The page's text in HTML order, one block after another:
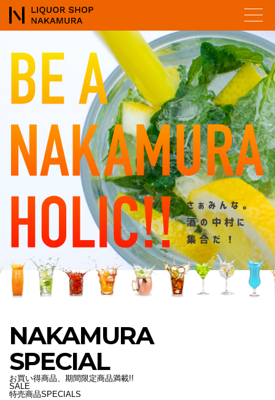
NAKAMURA
SPECIAL
お買い得商品、期間限定商品満載!!
SALE
特売商品SPECIALS